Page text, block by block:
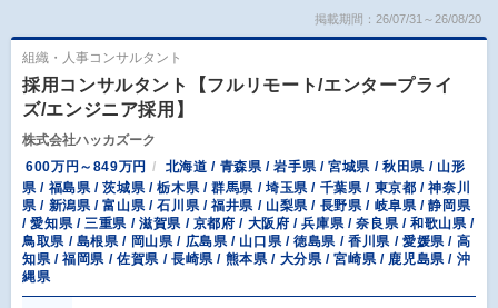
掲載期間：26/07/31～26/08/20
組織・人事コンサルタント
採用コンサルタント【フルリモート/エンタープライ
ズ/エンジニア採用】
株式会社ハッカズーク
600万円～849万円
北海道 / 青森県 / 岩手県 / 宮城県 / 秋田県 / 山形
県 / 福島県 / 茨城県 / 栃木県 / 群馬県 / 埼玉県 / 千葉県 / 東京都 / 神奈川
県 / 新潟県 / 富山県 / 石川県 / 福井県 / 山梨県 / 長野県 / 岐阜県 / 静岡県
/ 愛知県 / 三重県 / 滋賀県 / 京都府 / 大阪府 / 兵庫県 / 奈良県 / 和歌山県 /
鳥取県 / 島根県 / 岡山県 / 広島県 / 山口県 / 徳島県 / 香川県 / 愛媛県 / 高
知県 / 福岡県 / 佐賀県 / 長崎県 / 熊本県 / 大分県 / 宮崎県 / 鹿児島県 / 沖
縄県